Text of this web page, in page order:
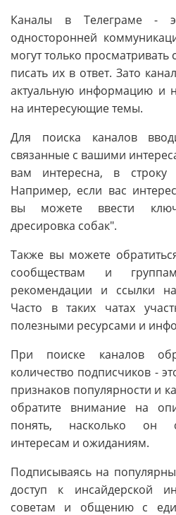
Каналы в Телеграме -
односторонней
могут только
писать их в ответ. Зато
актуальную информацию и
на интересующие темы.
Для поиска каналов
связанные с вашими
вам интересна, в строку
Например, если вас
вы можете ввести
дресировка собак".
Также вы можете
сообществам и
рекомендации и ссылки
Часто в таких чатах
полезными ресурсами и
При поиске каналов
количество подписчиков -
признаков популярности и
обратите внимание на
понять, насколько он
интересам и ожиданиям.
Подписываясь на
доступ к инсайдерской
советам и общению с